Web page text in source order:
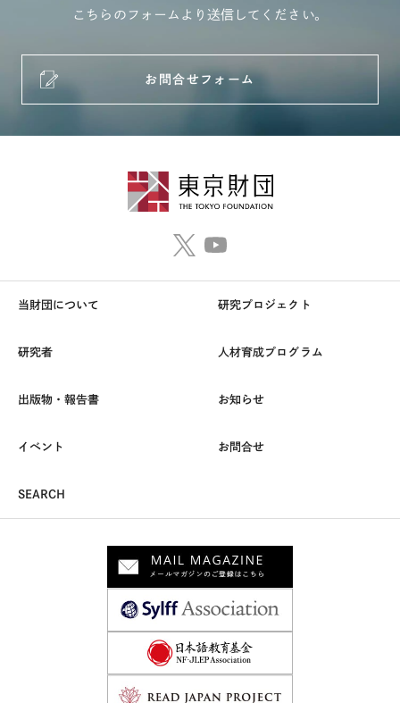
こちらのフォームより送信してください。
お問合せフォーム
当財団について 研究プロジェクト
研究者 人材育成プログラム
出版物・報告書 お知らせ
イベント お問合せ
SEARCH